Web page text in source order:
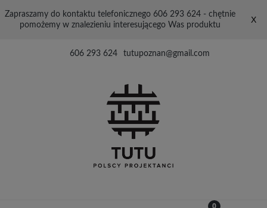
Zapraszamy do kontaktu telefonicznego 606 293 624 - chętnie
pomożemy w znalezieniu interesującego Was produktu
X
606 293 624 tutupoznan@gmail.com